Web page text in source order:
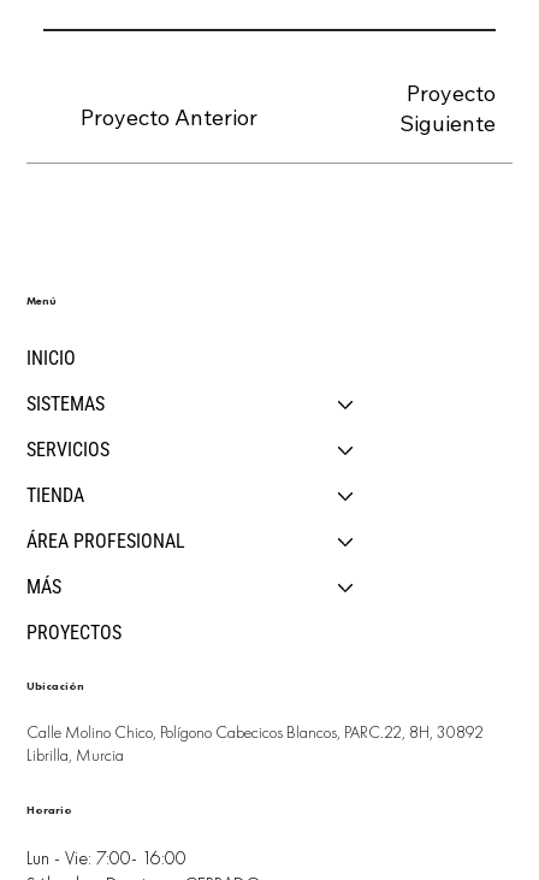
Proyecto
Siguiente
Proyecto Anterior
INICIO
SISTEMAS
SERVICIOS
TIENDA
ÁREA PROFESIONAL
MÁS
PROYECTOS
Menú
Ubicación
Calle Molino Chico, Polígono Cabecicos Blancos, PARC.22, 8H, 30892
Librilla, Murcia
Lun - Vie: 7:00- 16:00
Horario